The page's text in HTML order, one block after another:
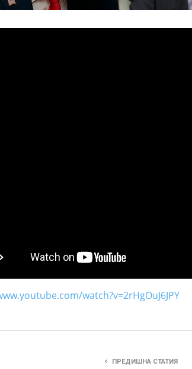
watch?v=2rHgOuJ6JPY
ПРЕДИШНА СТАТИЯ